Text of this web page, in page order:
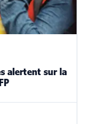
alertent sur la